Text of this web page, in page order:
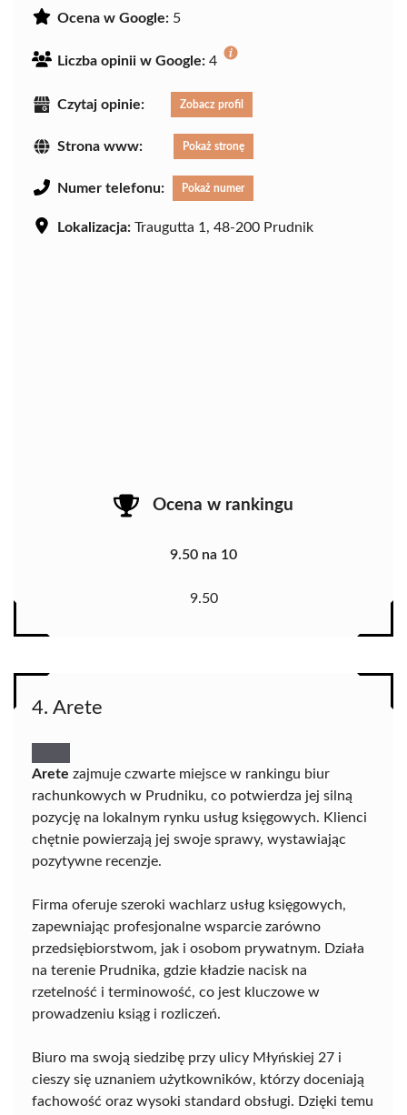
Ocena w Google: 5
Liczba opinii w Google: 4
Czytaj opinie: Zobacz profil
Strona www: Pokaż stronę
Numer telefonu: Pokaż numer
Lokalizacja: Traugutta 1, 48-200 Prudnik
Ocena w rankingu
9.50 na 10
9.50
4. Arete
Arete zajmuje czwarte miejsce w rankingu biur
rachunkowych w Prudniku, co potwierdza jej silną
pozycję na lokalnym rynku usług księgowych. Klienci
chętnie powierzają jej swoje sprawy, wystawiając
pozytywne recenzje.
Firma oferuje szeroki wachlarz usług księgowych,
zapewniając profesjonalne wsparcie zarówno
przedsiębiorstwom, jak i osobom prywatnym. Działa
na terenie Prudnika, gdzie kładzie nacisk na
rzetelność i terminowość, co jest kluczowe w
prowadzeniu ksiąg i rozliczeń.
Biuro ma swoją siedzibę przy ulicy Młyńskiej 27 i
cieszy się uznaniem użytkowników, którzy doceniają
fachowość oraz wysoki standard obsługi. Dzięki temu